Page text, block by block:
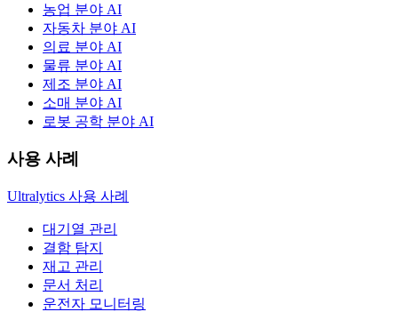
농업 분야 AI
자동차 분야 AI
의료 분야 AI
물류 분야 AI
제조 분야 AI
소매 분야 AI
로봇 공학 분야 AI
사용 사례
Ultralytics 사용 사례
대기열 관리
결함 탐지
재고 관리
문서 처리
운전자 모니터링